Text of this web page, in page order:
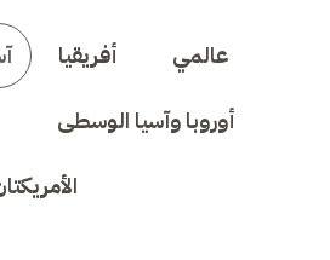
عالمي أفريقيا
أوروبا وآسيا الوسطى